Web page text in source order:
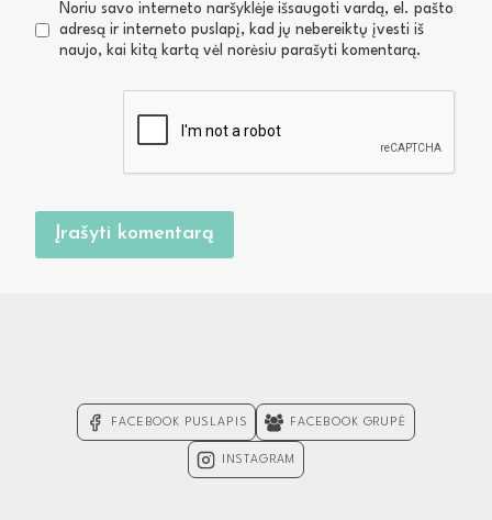
Noriu savo interneto naršyklėje išsaugoti vardą, el. pašto
adresą ir interneto puslapį, kad jų nebereiktų įvesti iš
naujo, kai kitą kartą vėl norėsiu parašyti komentarą.
FACEBOOK PUSLAPIS FACEBOOK GRUPĖ
INSTAGRAM